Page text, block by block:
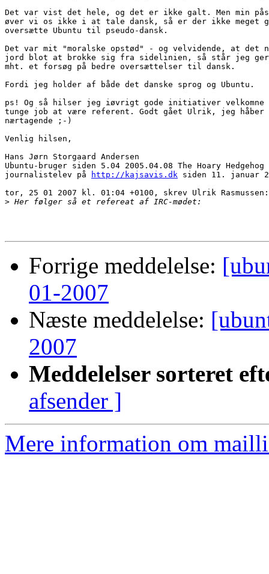
Det var vist det hele, og det er ikke galt. Men min
øver vi os ikke i at tale dansk, så er der ikke meget
oversætte Ubuntu til pseudo-dansk.
Det var mit "moralske opstød" - og velvidende, at det
jord blot at brokke sig fra sidelinien, så står jeg
mht. et forsøg på bedre oversættelser til dansk.
Fordi jeg holder af både det danske sprog og Ubuntu.
ps! Og så hilser jeg iøvrigt gode initiativer
tunge job at være referent. Godt gået Ulrik, jeg
nærtagende ;-)
Venlig hilsen,
Hans Jørn Storgaard Andersen
Ubuntu-bruger siden 5.04 2005.04.08 The Hoary Hedgehog
journalistelev på
http://kajsavis.dk siden 11. januar
tor, 25 01 2007 kl. 01:04 +0100, skrev Ulrik Rasmussen:
>
Forrige meddelelse:
01-2007
Næste meddelelse:
2007
Meddelelser sorteret
afsender ]
Mere information om